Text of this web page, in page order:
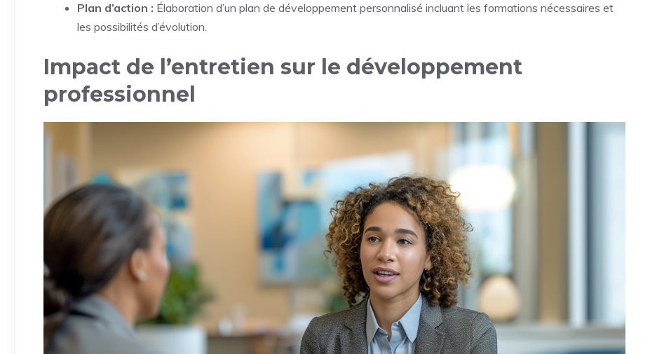
Plan d’action : Élaboration d’un plan de développement personnalisé incluant les formations nécessaires et
les possibilités d’évolution.
Impact de l’entretien sur le développement
professionnel